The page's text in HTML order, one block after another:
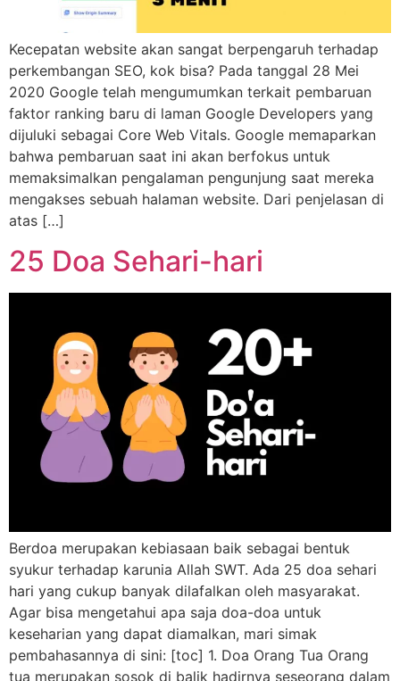
Kecepatan website akan sangat berpengaruh terhadap
perkembangan SEO, kok bisa? Pada tanggal 28 Mei
2020 Google telah mengumumkan terkait pembaruan
faktor ranking baru di laman Google Developers yang
dijuluki sebagai Core Web Vitals. Google memaparkan
bahwa pembaruan saat ini akan berfokus untuk
memaksimalkan pengalaman pengunjung saat mereka
mengakses sebuah halaman website. Dari penjelasan di
atas […]
25 Doa Sehari-hari
Berdoa merupakan kebiasaan baik sebagai bentuk
syukur terhadap karunia Allah SWT. Ada 25 doa sehari
hari yang cukup banyak dilafalkan oleh masyarakat.
Agar bisa mengetahui apa saja doa-doa untuk
keseharian yang dapat diamalkan, mari simak
pembahasannya di sini: [toc] 1. Doa Orang Tua Orang
tua merupakan sosok di balik hadirnya seseorang dalam